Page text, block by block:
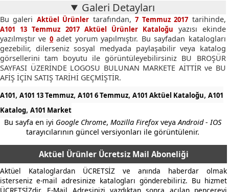
Galeri Detayları
Bu galeri Aktüel Ürünler tarafından,7 Temmuz 2017 tarihinde,
A101 13 Temmuz 2017 Aktüel Ürünler Kataloğu yazısı ekinde
yazılmıştır ve 0adet yorum yapılmıştır. Bu sayfadan katalogları
gezebilir, dilerseniz sosyal medyada paylaşabilir veya katalog
görsellerini tam boyutu ile görüntüleyebilirsiniz BU BROŞÜR
SAYFASI ÜZERİNDE LOGOSU BULUNAN MARKETE AİTTİR ve BU
AFİŞ İÇİN SATIŞ TARİHİ GEÇMİŞTİR.
A101, A101 13 Temmuz, A101 6 Temmuz, A101 Aktüel Kataloğu, A101
Katalog, A101 Market
Bu sayfa en iyi Google Chrome,Mozilla Firefox veyaAndroid - IOS
tarayıcılarının güncel versiyonları ile görüntülenir.
Aktüel Ürünler Ücretsiz Mail Aboneliği
Aktüel Kataloglardan ÜCRETSİZ ve anında haberdar olmak
isterseniz e-mail adresinize katalogları gönderebiliriz. Bu hizmet